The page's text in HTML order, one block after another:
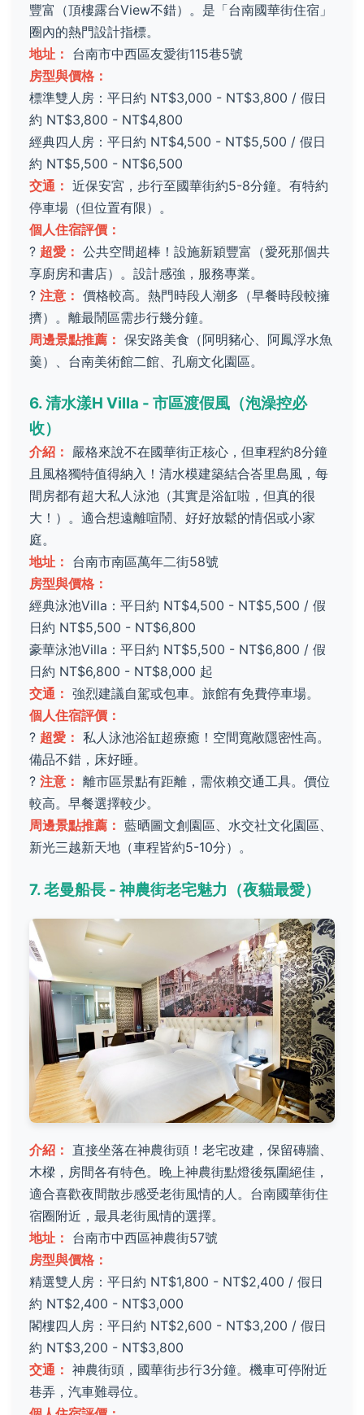
豐富（頂樓露台View不錯）。是「台南國華街住宿」
圈內的熱門設計指標。
地址： 台南市中西區友愛街115巷5號
房型與價格：
標準雙人房：平日約 NT$3,000 - NT$3,800 / 假日
約 NT$3,800 - NT$4,800
經典四人房：平日約 NT$4,500 - NT$5,500 / 假日
約 NT$5,500 - NT$6,500
交通： 近保安宮，步行至國華街約5-8分鐘。有特約
停車場（但位置有限）。
個人住宿評價：
? 超愛： 公共空間超棒！設施新穎豐富（愛死那個共
享廚房和書店）。設計感強，服務專業。
? 注意： 價格較高。熱門時段人潮多（早餐時段較擁
擠）。離最鬧區需步行幾分鐘。
周邊景點推薦： 保安路美食（阿明豬心、阿鳳浮水魚
羹）、台南美術館二館、孔廟文化園區。
6. 清水漾H Villa - 市區渡假風（泡澡控必
收）
介紹： 嚴格來說不在國華街正核心，但車程約8分鐘
且風格獨特值得納入！清水模建築結合峇里島風，每
間房都有超大私人泳池（其實是浴缸啦，但真的很
大！）。適合想遠離喧鬧、好好放鬆的情侶或小家
庭。
地址： 台南市南區萬年二街58號
房型與價格：
經典泳池Villa：平日約 NT$4,500 - NT$5,500 / 假
日約 NT$5,500 - NT$6,800
豪華泳池Villa：平日約 NT$5,500 - NT$6,800 / 假
日約 NT$6,800 - NT$8,000 起
交通： 強烈建議自駕或包車。旅館有免費停車場。
個人住宿評價：
? 超愛： 私人泳池浴缸超療癒！空間寬敞隱密性高。
備品不錯，床好睡。
? 注意： 離市區景點有距離，需依賴交通工具。價位
較高。早餐選擇較少。
周邊景點推薦： 藍晒圖文創園區、水交社文化園區、
新光三越新天地（車程皆約5-10分）。
7. 老曼船長 - 神農街老宅魅力（夜貓最愛）
介紹： 直接坐落在神農街頭！老宅改建，保留磚牆、
木樑，房間各有特色。晚上神農街點燈後氛圍絕佳，
適合喜歡夜間散步感受老街風情的人。台南國華街住
宿圈附近，最具老街風情的選擇。
地址： 台南市中西區神農街57號
房型與價格：
精選雙人房：平日約 NT$1,800 - NT$2,400 / 假日
約 NT$2,400 - NT$3,000
閣樓四人房：平日約 NT$2,600 - NT$3,200 / 假日
約 NT$3,200 - NT$3,800
交通： 神農街頭，國華街步行3分鐘。機車可停附近
巷弄，汽車難尋位。